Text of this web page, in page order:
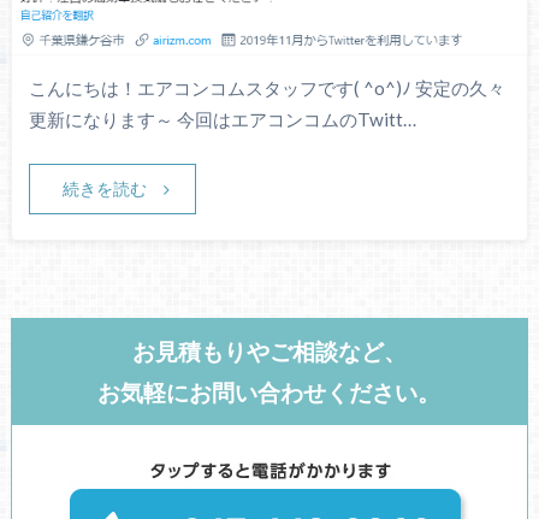
こんにちは！エアコンコムスタッフです( ^o^)ﾉ 安定の久々
更新になります～ 今回はエアコンコムのTwitt…
続きを読む
お見積もりやご相談など、
お気軽にお問い合わせください。